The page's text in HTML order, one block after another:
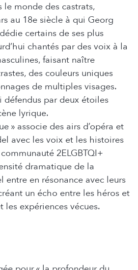
le monde des castrats,
au 18e siècle à qui Georg
certains de ses plus
chantés par des voix à la
faisant naître
des couleurs uniques
de multiples visages.
défendus par deux étoiles
lyrique.
» associe des airs d’opéra et
avec les voix et les histoires
2ELGBTQI+
dramatique de la
entre en résonance avec leurs
un écho entre les héros et
les expériences vécues.